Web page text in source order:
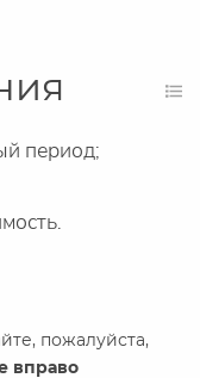
период;
пожалуйста,
вправо